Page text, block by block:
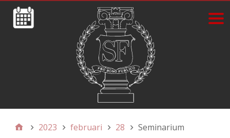
2023 februari 28 Seminarium